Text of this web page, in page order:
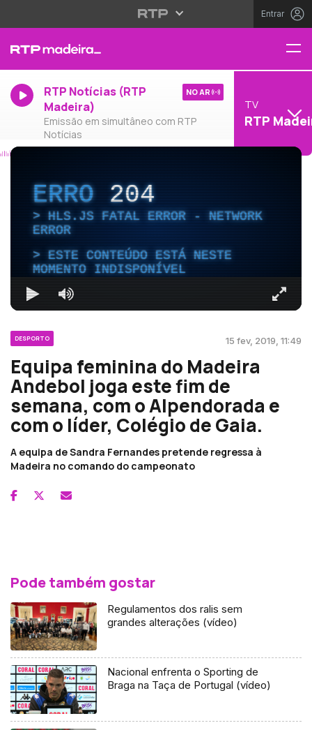
Entrar
RTP Notícias (RTP
Madeira)
Emissão em simultâneo com RTP
Notícias
NO AR
TV
RTP
ERRO204
HLS.JS FATAL ERROR - NETWORK
ERROR
ESTE CONTEÚDO ESTÁ NESTE
MOMENTO INDISPONÍVEL
DESPORTO 15 fev, 2019, 11:49
Equipa feminina do Madeira
Andebol joga este fim de
semana, com o Alpendorada e
com o líder, Colégio de Gaia.
A equipa de Sandra Fernandes pretende regressa à
Madeira no comando do campeonato
Pode também gostar
Regulamentos dos ralis sem
grandes alterações (vídeo)
Nacional enfrenta o Sporting de
Braga na Taça de Portugal (vídeo)